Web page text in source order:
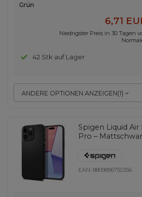
ANDERE OPTIONEN ANZEIGEN(1)
Grün
6,71
Niedrigster Preis in 30 Tagen
42 Stk auf Lager
Spigen Liquid
Pro –
EAN:8809896750356